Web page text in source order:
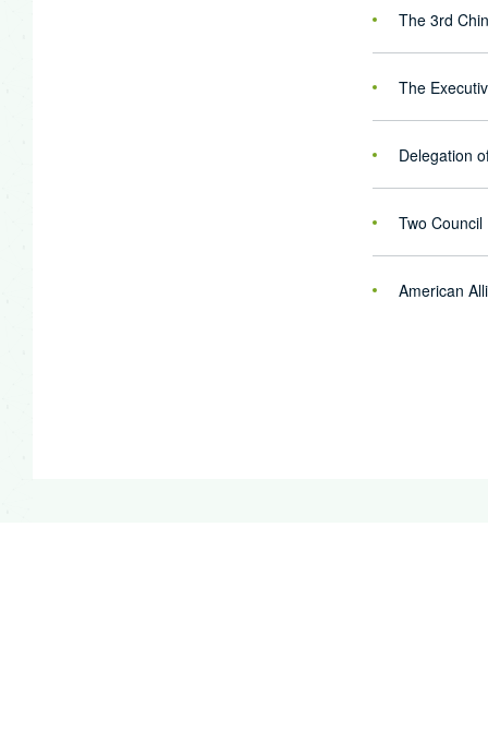
The 3rd
The
Delegation
Two
American